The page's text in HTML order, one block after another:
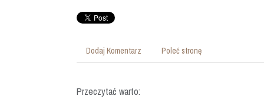
Dodaj Komentarz Poleć stronę
Przeczytać warto: